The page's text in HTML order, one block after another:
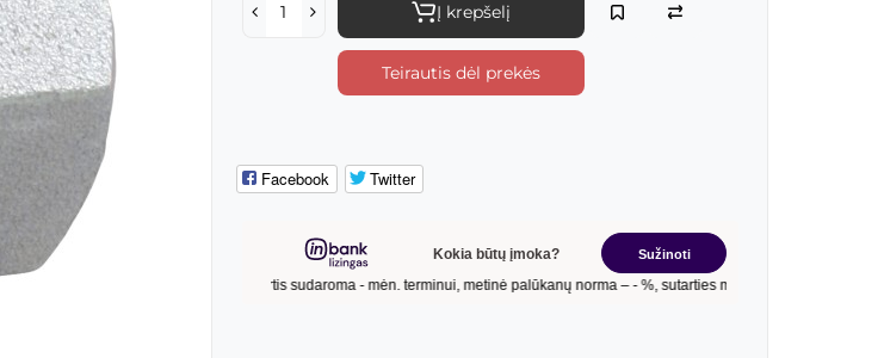
Į krepšelį
Teirautis dėl prekės
Facebook Twitter